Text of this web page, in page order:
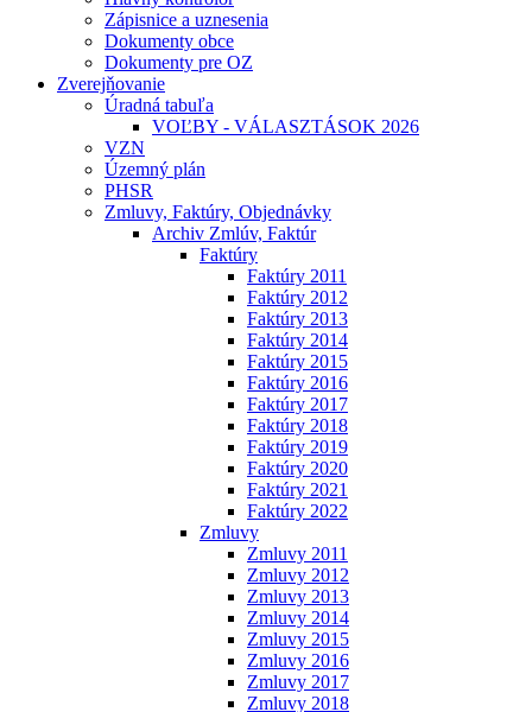
Zápisnice a uznesenia
Dokumenty obce
Dokumenty pre OZ
Zverejňovanie
Úradná tabuľa
VOĽBY - VÁLASZTÁSOK 2026
VZN
Územný plán
PHSR
Zmluvy, Faktúry, Objednávky
Archiv Zmlúv, Faktúr
Faktúry
Faktúry 2011
Faktúry 2012
Faktúry 2013
Faktúry 2014
Faktúry 2015
Faktúry 2016
Faktúry 2017
Faktúry 2018
Faktúry 2019
Faktúry 2020
Faktúry 2021
Faktúry 2022
Zmluvy
Zmluvy 2011
Zmluvy 2012
Zmluvy 2013
Zmluvy 2014
Zmluvy 2015
Zmluvy 2016
Zmluvy 2017
Zmluvy 2018